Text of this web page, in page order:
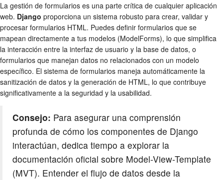
La gestión de formularios es una parte crítica de cualquier aplicación
web. Django proporciona un sistema robusto para crear, validar y
procesar formularios HTML. Puedes definir formularios que se
mapean directamente a tus modelos (ModelForms), lo que simplifica
la interacción entre la interfaz de usuario y la base de datos, o
formularios que manejan datos no relacionados con un modelo
específico. El sistema de formularios maneja automáticamente la
sanitización de datos y la generación de HTML, lo que contribuye
significativamente a la seguridad y la usabilidad.
Consejo: Para asegurar una comprensión
profunda de cómo los componentes de Django
interactúan, dedica tiempo a explorar la
documentación oficial sobre Model-View-Template
(MVT). Entender el flujo de datos desde la